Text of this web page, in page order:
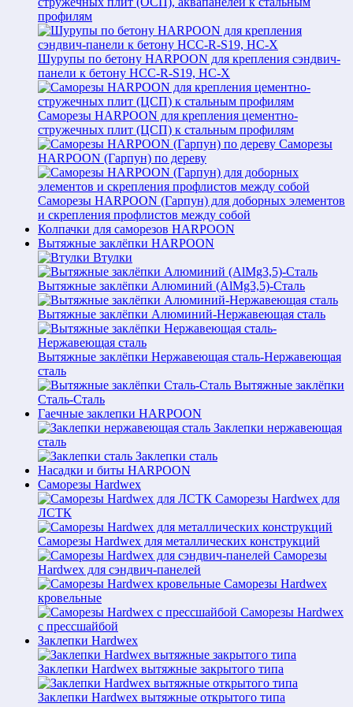
профилям
Шурупы по бетону HARPOON для крепления сэндвич-
панели к бетону HCC-R-S19, HC-X
Саморезы HARPOON для крепления цементно-
стружечных плит (ЦСП) к стальным профилям
Саморезы
HARPOON (Гарпун) по дереву
Саморезы HARPOON (Гарпун) для доборных элементов
и скрепления профлистов между собой
Колпачки для саморезов HARPOON
Вытяжные заклёпки HARPOON
Втулки
Вытяжные заклёпки Алюминий (AlMg3,5)-Сталь
Вытяжные заклёпки Алюминий-Нержавеющая сталь
Вытяжные заклёпки Нержавеющая сталь-Нержавеющая
сталь
Вытяжные заклёпки
Сталь-Сталь
Гаечные заклепки HARPOON
Заклепки нержавеющая
сталь
Заклепки сталь
Насадки и биты HARPOON
Саморезы Hardwex
Саморезы Hardwex для
ЛСТК
Саморезы Hardwex для металлических конструкций
Саморезы
Hardwex для сэндвич-панелей
Саморезы Hardwex
кровельные
Саморезы Hardwex
с прессшайбой
Заклепки Hardwex
Заклепки Hardwex вытяжные закрытого типа
Заклепки Hardwex вытяжные открытого типа